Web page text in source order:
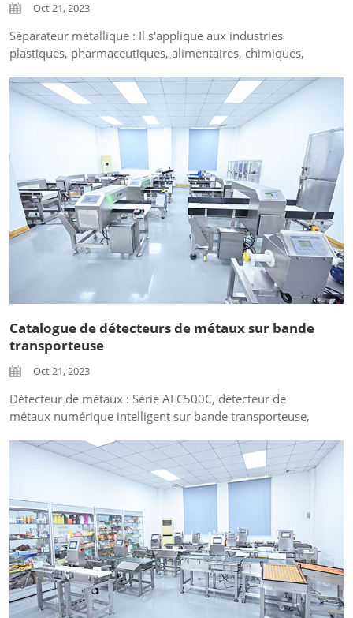
Oct 21, 2023
Séparateur métallique : Il s'applique aux industries
plastiques, pharmaceutiques, alimentaires, chimiques,
séparation des métaux dans les matières premières, les
matériaux dégradés et les matériaux recyclés. Il peut
détecter rapidement et fonctionner automatiquement...
Catalogue de détecteurs de métaux sur bande
transporteuse
Oct 21, 2023
Détecteur de métaux : Série AEC500C, détecteur de
métaux numérique intelligent sur bande transporteuse,
pharmaceutique, chimique, textile, habillement, jouets,
papier et pâte à papier,